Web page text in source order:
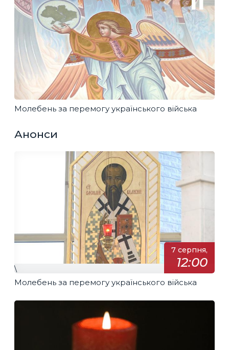
Молебень за перемогу українського війська
Анонси
7 серпня,
12:00
\
Молебень за перемогу українського війська